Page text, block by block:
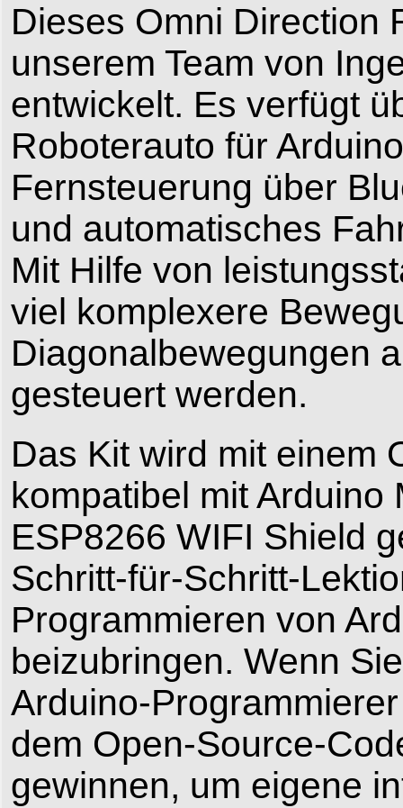
Dieses Omni Direction
unserem Team von
entwickelt. Es verfügt
Roboterauto für
Fernsteuerung über
und automatisches
Mit Hilfe von
viel komplexere
Diagonalbewegungen
gesteuert werden.
Das Kit wird mit einem
kompatibel mit
ESP8266 WIFI Shield
Schritt-für-Schritt-
Programmieren von
beizubringen. Wenn
Arduino-
dem Open-Source-
gewinnen, um eigene